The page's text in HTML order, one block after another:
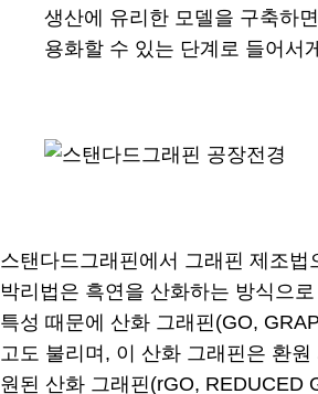
생산에 유리한 모델을 구축하
용화할 수 있는 단계로 들어서
스탠다드그래핀에서 그래핀 제조법
박리법은 흑연을 산화하는 방식으
특성 때문에 산화 그래핀(GO,
고도 불리며, 이 산화 그래핀은 환
원된 산화 그래핀(rGO, REDUCED